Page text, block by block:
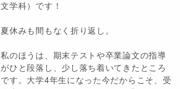
文学科）です！
夏休みも間もなく折り返し。
私のほうは、期末テストや卒業論文の指導
がひと段落し、少し落ち着いてきたところ
です。大学4年生になった今だからこそ、受